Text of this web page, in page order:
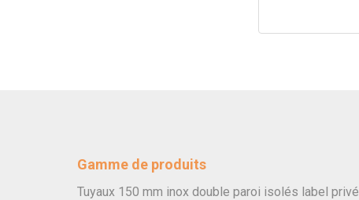
Gamme de produits
Tuyaux 150 mm inox double paroi isolés label privé